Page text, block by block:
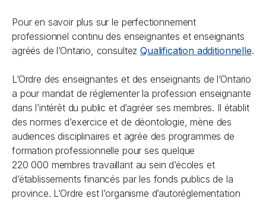
Pour en savoir plus sur le perfectionnement
professionnel continu des enseignantes et enseignants
agréés de l’Ontario, consultezQualification additionnelle.
L’Ordre des enseignantes et des enseignants de l’Ontario
a pour mandat de réglementer la profession enseignante
dans l’intérêt du public et d’agréer ses membres. Il établit
des normes d’exercice et de déontologie, mène des
audiences disciplinaires et agrée des programmes de
formation professionnelle pour ses quelque
220 000 membres travaillant au sein d’écoles et
d’établissements financés par les fonds publics de la
province. L’Ordre est l’organisme d’autoréglementation